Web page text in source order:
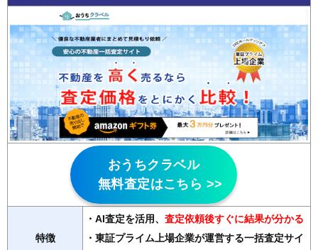
おうちクラベル
無料査定はこちら >>
特徴
・AI査定を活用、 査定依頼後すぐに結果が分かる
・東証プライム上場企業が運営する一括査定サイ